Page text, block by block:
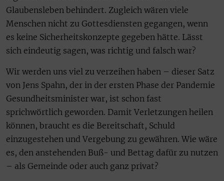
Glaubensleben behindert. Zugleich wären viele
Menschen nicht zu Gottesdiensten gegangen, wenn
es keine Sicherheitskonzepte gegeben hätte. Lässt
sich eindeutig sagen, was richtig und falsch war?
Wir werden uns viel zu verzeihen haben – dieser Satz
von Jens Spahn, der in der ersten Phase der Pandemie
Gesundheitsminister war, ist schon fast
sprichwörtlich geworden. Damit Verletzungen heilen
können, braucht es die Bereitschaft, Schuld
einzugestehen und Vergebung zu gewähren. Wie wäre
es, den anstehenden Buß- und Bettag dafür zu nutzen
– als Gemeinde oder auch ganz privat?